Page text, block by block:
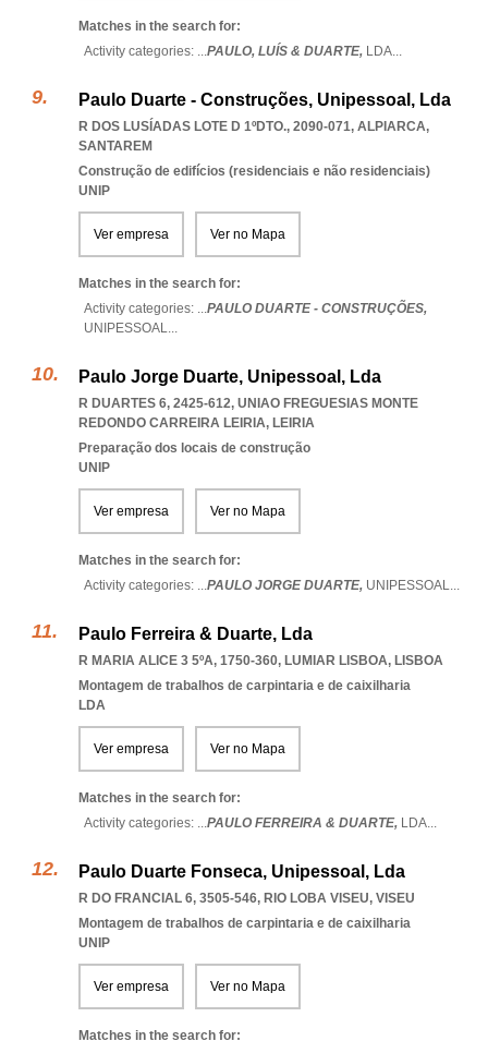
Matches in the search for:
Activity categories: ...PAULO, LUÍS & DUARTE, LDA...
Paulo Duarte - Construções, Unipessoal, Lda
R DOS LUSÍADAS LOTE D 1ºDTO., 2090-071, ALPIARCA,
SANTAREM
Construção de edifícios (residenciais e não residenciais)
UNIP
Ver empresa Ver no Mapa
Matches in the search for:
Activity categories: ...PAULO DUARTE - CONSTRUÇÕES,
UNIPESSOAL...
Paulo Jorge Duarte, Unipessoal, Lda
R DUARTES 6, 2425-612, UNIAO FREGUESIAS MONTE
REDONDO CARREIRA LEIRIA, LEIRIA
Preparação dos locais de construção
UNIP
Ver empresa Ver no Mapa
Matches in the search for:
Activity categories: ...PAULO JORGE DUARTE, UNIPESSOAL...
Paulo Ferreira & Duarte, Lda
R MARIA ALICE 3 5ºA, 1750-360, LUMIAR LISBOA, LISBOA
Montagem de trabalhos de carpintaria e de caixilharia
LDA
Ver empresa Ver no Mapa
Matches in the search for:
Activity categories: ...PAULO FERREIRA & DUARTE, LDA...
Paulo Duarte Fonseca, Unipessoal, Lda
R DO FRANCIAL 6, 3505-546, RIO LOBA VISEU, VISEU
Montagem de trabalhos de carpintaria e de caixilharia
UNIP
Ver empresa Ver no Mapa
Matches in the search for: